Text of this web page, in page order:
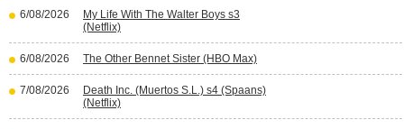
6/08/2026
My Life With The Walter Boys s3
(Netflix)
6/08/2026 The Other Bennet Sister (HBO Max)
7/08/2026
Death Inc. (Muertos S.L.) s4 (Spaans)
(Netflix)